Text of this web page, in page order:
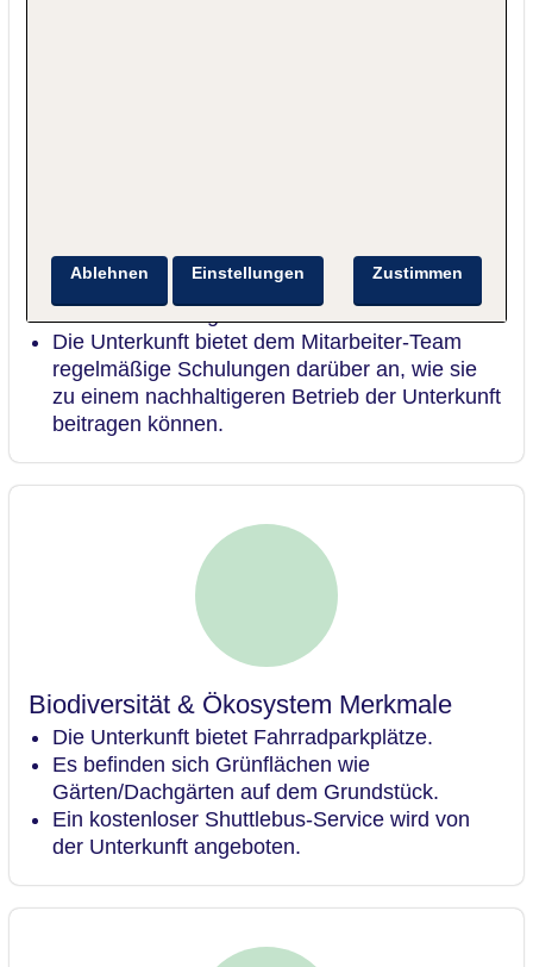
Den Gästen werden Touren und Aktivitäten
angeboten, die von lokalen Reiseleitern und
Die Unterkunft bietet dem Mitarbeiter-Team
regelmäßige Schulungen darüber an, wie sie
zu einem nachhaltigeren Betrieb der Unterkunft
beitragen können.
Biodiversität & Ökosystem Merkmale
Die Unterkunft bietet Fahrradparkplätze.
Es befinden sich Grünflächen wie
Gärten/Dachgärten auf dem Grundstück.
Ein kostenloser Shuttlebus-Service wird von
der Unterkunft angeboten.
Zustimmen
Ablehnen Einstellungen